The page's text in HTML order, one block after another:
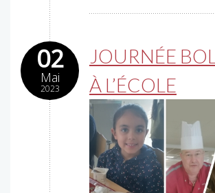
02
Mai
2023
JOURNÉE
À L’ÉCOLE